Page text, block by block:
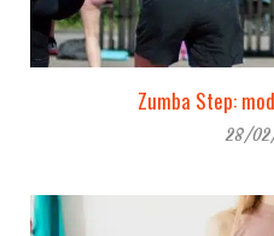
Zumba Step:
28/